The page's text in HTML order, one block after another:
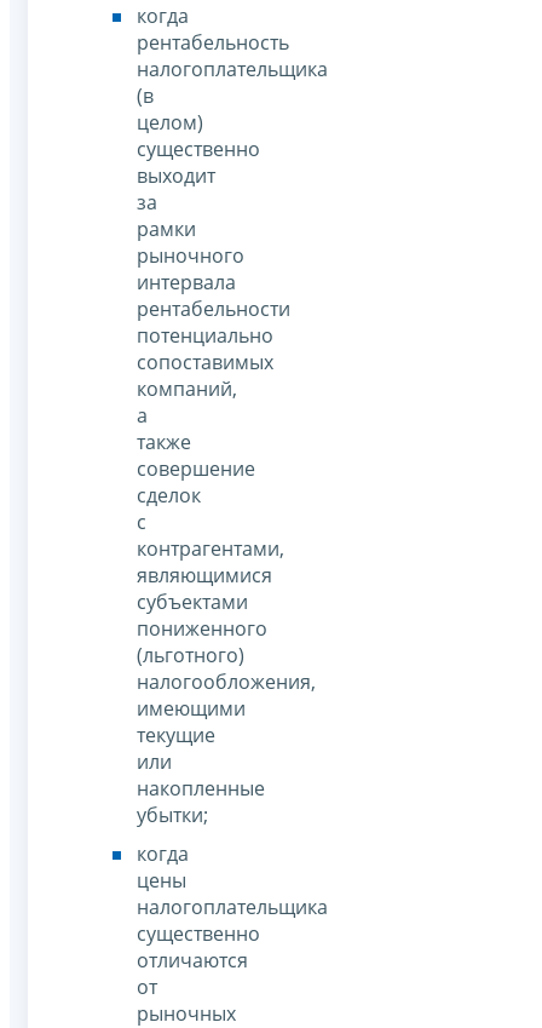
когда
рентабельность
налогоплательщика
(в
целом)
существенно
выходит
за
рамки
рыночного
интервала
рентабельности
потенциально
сопоставимых
компаний,
а
также
совершение
сделок
с
контрагентами,
являющимися
субъектами
пониженного
(льготного)
налогообложения,
имеющими
текущие
или
накопленные
убытки;
когда
цены
налогоплательщика
существенно
отличаются
от
рыночных